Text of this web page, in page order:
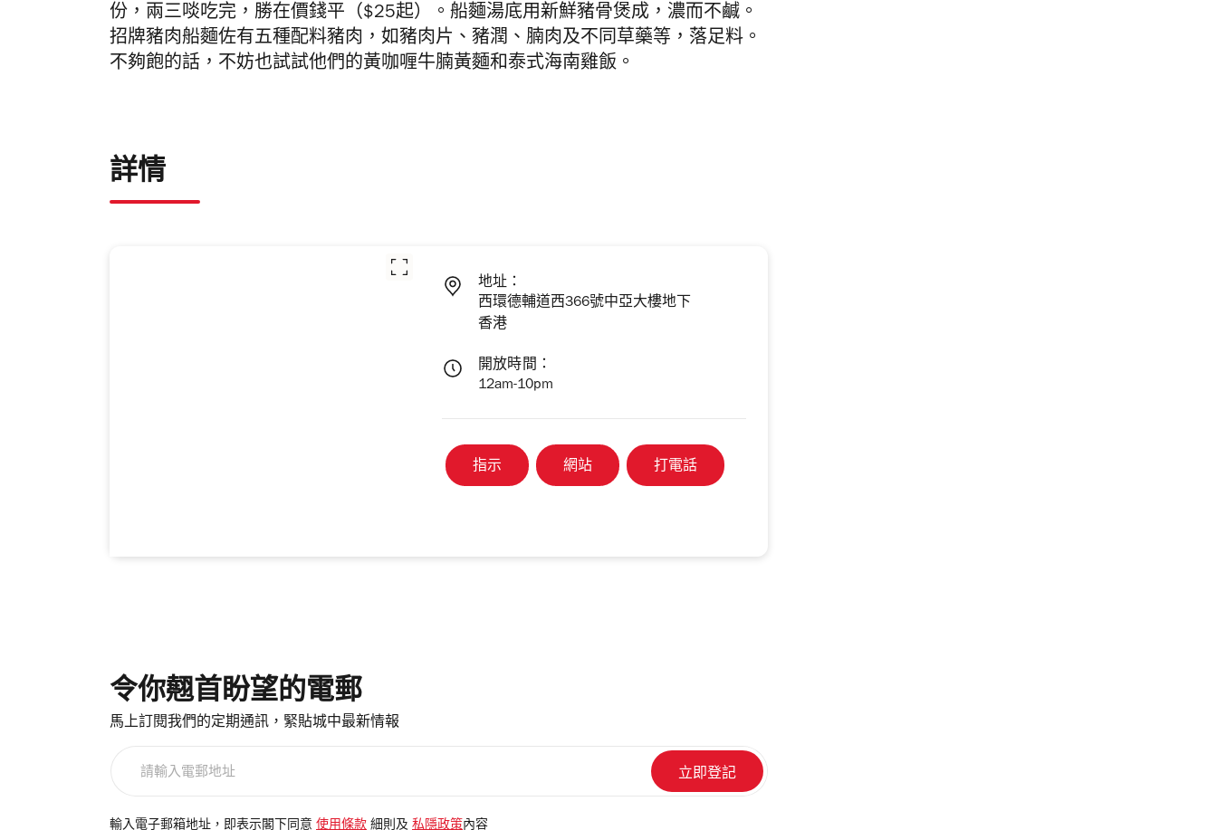
份，兩三啖吃完，勝在價錢平（$25起）。船麵湯底用新鮮豬骨煲成，濃而不鹹。
招牌豬肉船麵佐有五種配料豬肉，如豬肉片、豬潤、腩肉及不同草藥等，落足料。
不夠飽的話，不妨也試試他們的黃咖喱牛腩黃麵和泰式海南雞飯。
詳情
地址：
西環德輔道西366號中亞大樓地下
香港
開放時間：
12am-10pm
指示 網站 打電話
令你翹首盼望的電郵
馬上訂閱我們的定期通訊，緊貼城中最新情報
電
輸入電子郵箱地址，即表示閣下同意 使用條款 細則及 私隱政策 內容